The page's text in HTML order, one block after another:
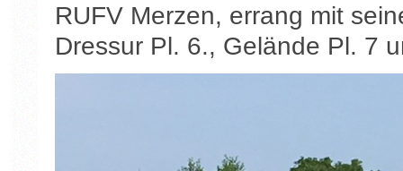
RUFV Merzen, errang mit
Dressur Pl. 6., Gelände Pl. 7